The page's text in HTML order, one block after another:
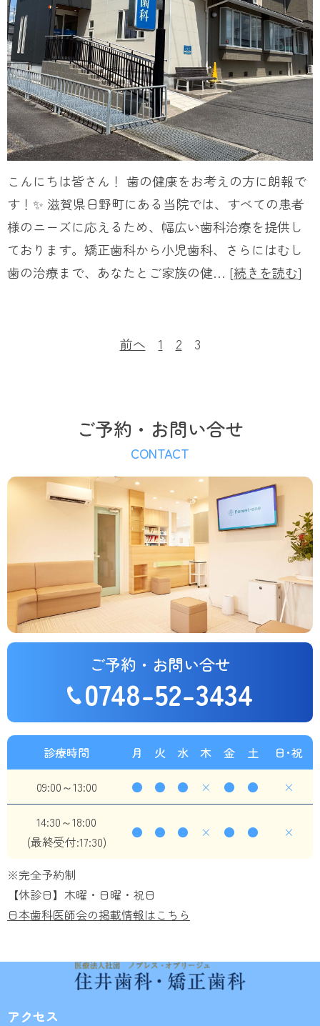
こんにちは皆さん！ 歯の健康をお考えの方に朗報で
す！✨ 滋賀県日野町にある当院では、すべての患者
様のニーズに応えるため、幅広い歯科治療を提供し
ております。矯正歯科から小児歯科、さらにはむし
歯の治療まで、あなたとご家族の健… [続きを読む]
前へ 1 2 3
ご予約・お問い合せ
CONTACT
ご予約・お問い合せ
0748-52-3434
診療時間 月 火 水 木 金 土
日･祝
09:00～13:00
● ● ● × ● ● ×
14:30～18:00
(最終受付:17:30)
● ● ● × ● ● ×
※完全予約制
【休診日】木曜・日曜・祝日
日本歯科医師会の掲載情報はこちら
アクセス